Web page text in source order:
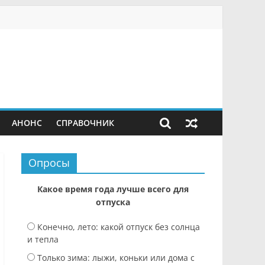
АНОНС СПРАВОЧНИК
Опросы
Какое время года лучше всего для
отпуска
Конечно, лето: какой отпуск без солнца
и тепла
Только зима: лыжи, коньки или дома с